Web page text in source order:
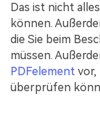
Bildung
IT-
Rechtliches
PDFelement für
PDFelement für
Mehr erfahren
Bewertungen
Sehen Sie,
Das ist nicht
können.
die Sie beim
müssen.
PDFelement vor,
überprüfen